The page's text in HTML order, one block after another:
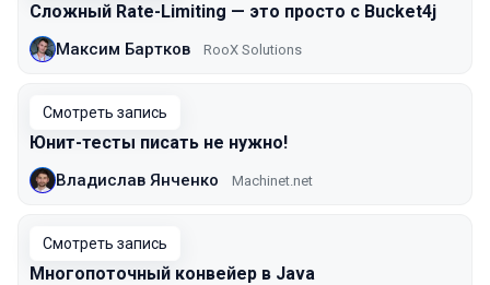
Сложный Rate-Limiting — это просто с Bucket4j
Максим Бартков RooX Solutions
Смотреть запись
Юнит-тесты писать не нужно!
Владислав Янченко Machinet.net
Смотреть запись
Многопоточный конвейер в Java